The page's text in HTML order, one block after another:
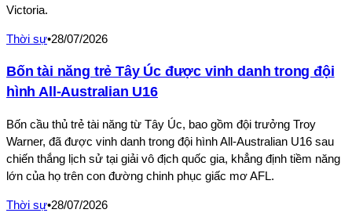
Victoria.
Thời sự•28/07/2026
Bốn tài năng trẻ Tây Úc được vinh danh trong đội
hình All-Australian U16
Bốn cầu thủ trẻ tài năng từ Tây Úc, bao gồm đội trưởng Troy
Warner, đã được vinh danh trong đội hình All-Australian U16 sau
chiến thắng lịch sử tại giải vô địch quốc gia, khẳng định tiềm năng
lớn của họ trên con đường chinh phục giấc mơ AFL.
Thời sự•28/07/2026